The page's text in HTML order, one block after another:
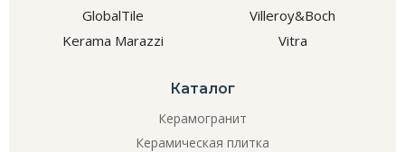
GlobalTile
Kerama Marazzi
Villeroy&Boch
Vitra
Каталог
Керамогранит
Керамическая плитка